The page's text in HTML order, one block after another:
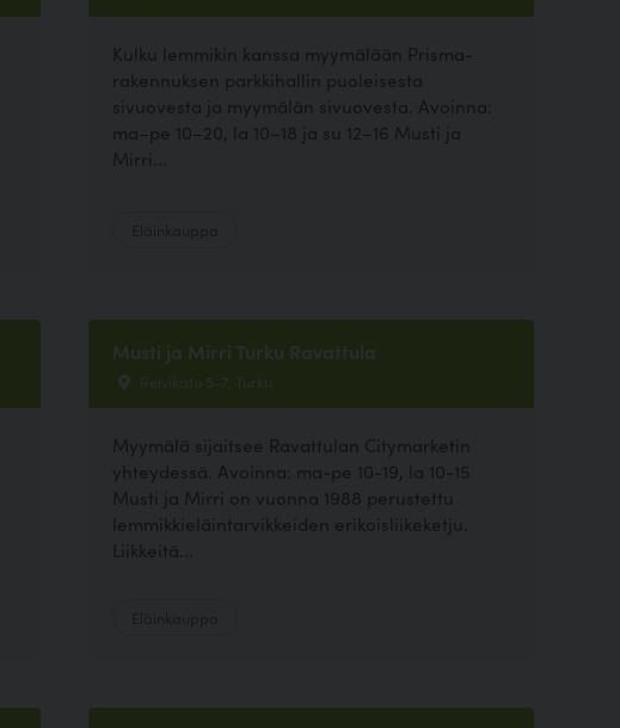
Kulku lemmikin kanssa myymälään Prisma-
rakennuksen parkkihallin puoleisesta
sivuovesta ja myymälän sivuovesta. Avoinna:
ma–pe 10–20, la 10–18 ja su 12–16 Musti ja
Mirri...
Musti ja Mirri Turku Ravattula
Reivikatu 5-7, Turku
Myymälä sijaitsee Ravattulan Citymarketin
yhteydessä. Avoinna: ma-pe 10-19, la 10-15
Musti ja Mirri on vuonna 1988 perustettu
lemmikkieläintarvikkeiden erikoisliikeketju.
Liikkeitä...